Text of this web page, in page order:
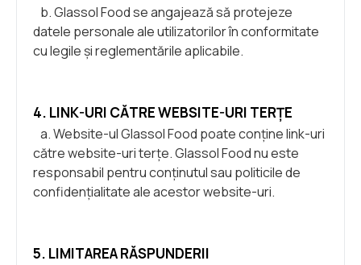
b. Glassol Food se angajează să protejeze
datele personale ale utilizatorilor în conformitate
cu legile și reglementările aplicabile.
4. LINK-URI CĂTRE WEBSITE-URI TERȚE
a. Website-ul Glassol Food poate conține link-uri
către website-uri terțe. Glassol Food nu este
responsabil pentru conținutul sau politicile de
confidențialitate ale acestor website-uri.
5. LIMITAREA RĂSPUNDERII